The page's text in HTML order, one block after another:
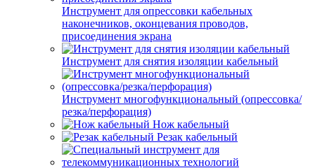
Инструмент для опрессовки кабельных
наконечников, оконцевания проводов,
присоединения экрана
Инструмент для снятия изоляции кабельный
Инструмент многофункциональный (опрессовка/
резка/перфорация)
Нож кабельный
Резак кабельный